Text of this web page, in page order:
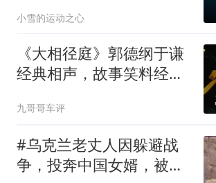
小雪的运动之心
《大相径庭》郭德纲于谦
经典相声，故事笑料经典
九哥哥车评
#乌克兰老丈人因躲避战
争，投奔中国女婿，被眼